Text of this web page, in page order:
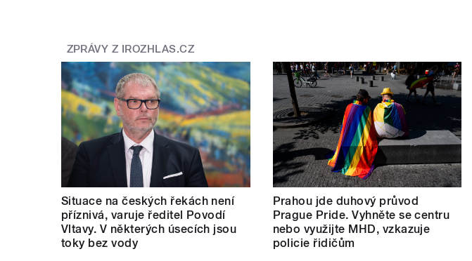
ZPRÁVY Z IROZHLAS.CZ
Situace na českých řekách není
příznivá, varuje ředitel Povodí
Vltavy. V některých úsecích jsou
toky bez vody
Prahou jde duhový průvod
Prague Pride. Vyhněte se centru
nebo využijte MHD, vzkazuje
policie řidičům